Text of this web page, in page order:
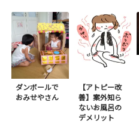
ダンボールで
おみせやさん
【アトピー改
善】案外知ら
ないお風呂の
デメリット